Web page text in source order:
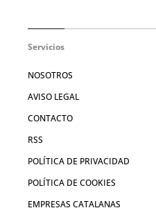
Servicios
NOSOTROS
AVISO LEGAL
CONTACTO
RSS
POLÍTICA DE PRIVACIDAD
POLÍTICA DE COOKIES
EMPRESAS CATALANAS